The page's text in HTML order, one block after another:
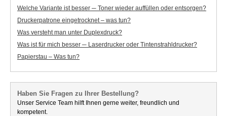
Welche Variante ist besser ─ Toner wieder auffüllen oder entsorgen?
Druckerpatrone eingetrocknet – was tun?
Was versteht man unter Duplexdruck?
Was ist für mich besser ─ Laserdrucker oder Tintenstrahldrucker?
Papierstau – Was tun?
Haben Sie Fragen zu Ihrer Bestellung?
Unser Service Team hilft Ihnen gerne weiter, freundlich und
kompetent.